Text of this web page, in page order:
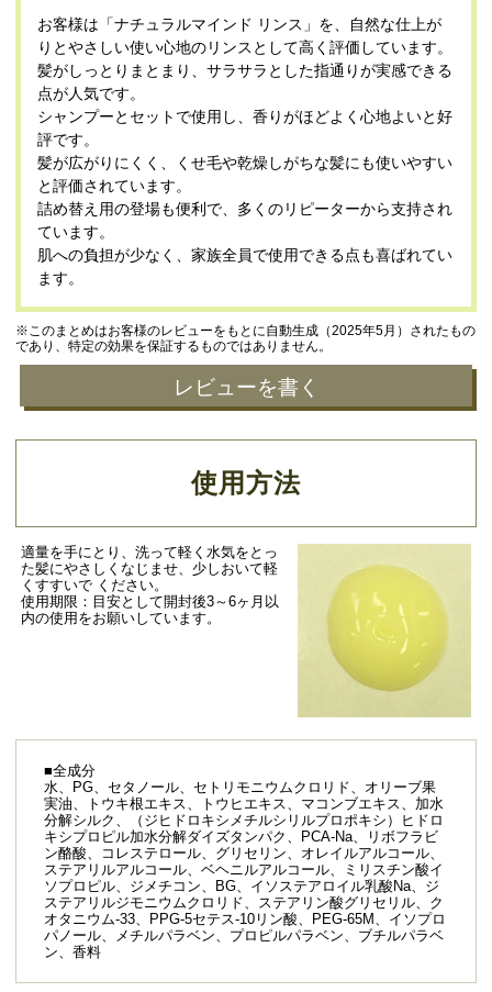
お客様は「ナチュラルマインド リンス」を、自然な仕上が
りとやさしい使い心地のリンスとして高く評価しています。
髪がしっとりまとまり、サラサラとした指通りが実感できる
点が人気です。
シャンプーとセットで使用し、香りがほどよく心地よいと好
評です。
髪が広がりにくく、くせ毛や乾燥しがちな髪にも使いやすい
と評価されています。
詰め替え用の登場も便利で、多くのリピーターから支持され
ています。
肌への負担が少なく、家族全員で使用できる点も喜ばれてい
ます。
※このまとめはお客様のレビューをもとに自動生成（2025年5月）されたもの
であり、特定の効果を保証するものではありません。
レビューを書く
使用方法
適量を手にとり、洗って軽く水気をとっ
た髪にやさしくなじませ、少しおいて軽
くすすいで ください。
使用期限：目安として開封後3～6ヶ月以
内の使用をお願いしています。
■全成分
水、PG、セタノール、セトリモニウムクロリド、オリーブ果
実油、トウキ根エキス、トウヒエキス、マコンブエキス、加水
分解シルク、（ジヒドロキシメチルシリルプロポキシ）ヒドロ
キシプロピル加水分解ダイズタンパク、PCA-Na、リボフラビ
ン酪酸、コレステロール、グリセリン、オレイルアルコール、
ステアリルアルコール、ベヘニルアルコール、ミリスチン酸イ
ソプロピル、ジメチコン、BG、イソステアロイル乳酸Na、ジ
ステアリルジモニウムクロリド、ステアリン酸グリセリル、ク
オタニウム-33、PPG-5セテス-10リン酸、PEG-65M、イソプロ
パノール、メチルパラベン、プロピルパラベン、ブチルパラベ
ン、香料